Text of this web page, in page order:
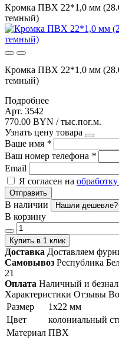
Кромка ПВХ 22*1,0 мм
темный)
Кромка ПВХ 22*1,0 мм
темный)
Подробнее
Арт. 3542
770.00 BYN / тыс.пог.м.
Узнать цену товара
Ваше имя *
Ваш номер телефона *
Email
Я согласен на
Отправить
В наличии Нашли дешевле?
В корзину
Купить в 1 клик
Доставка Доставляем
Самовывоз Республика
21
Оплата Наличный и
Характеристики Отзывы
Размер
1х22 мм
Цвет
колониальный
Материал ПВХ